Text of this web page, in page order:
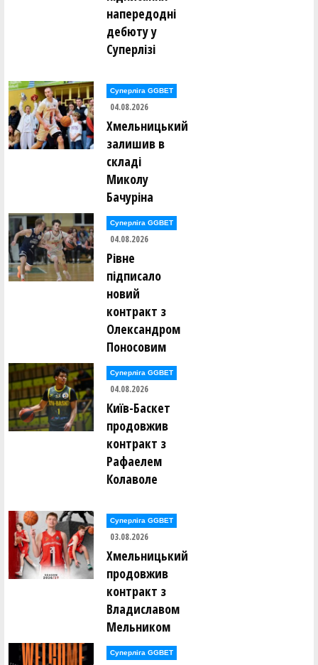
Артем Луцишин ()
Артем Ляшенко ()
Олексій Мазур ()
Андрій Макаренко ()
Дар’я Макаренко ()
Марина Малафєєва ()
Анастасія Мартовицька ()
Михайло Маслак ()
Олександр Маслов ()
Ігор Мелашич ()
Микита Мельник ()
Нікіта Мельник ()
Андрій Менько ()
Валентин Мирончик ()
Валентин Мирончик ()
Дмитро Михайлов ()
Михайло Мостовий ()
Дмитро Мугайлов ()
Євген Нагорний ()
Олександр Нагорний ()
Дмитро Наседкін ()
Михайло Насонов ()
Михайло Невечеря ()
Роман Недоступ ()
Євгеній Непокритий ()
Богдан Нестеренко ()
Сергій Ніколащенко ()
катерина Обоянська ()
Олег Овчаренко ()
Арніс Озолс ()
Ірина Олейник ()
Євгеній Ольховський ()
Валерія Опицько ()
Євгеній Орлов ()
напередодні
дебюту у
Суперлізі
Суперліга GGBET
04.08.2026
Хмельницький
залишив в
складі
Миколу
Бачуріна
Суперліга GGBET
04.08.2026
Рівне
підписало
новий
контракт з
Олександром
Поносовим
Суперліга GGBET
04.08.2026
Київ-Баскет
продовжив
контракт з
Рафаелем
Колаволе
Суперліга GGBET
03.08.2026
Хмельницький
продовжив
контракт з
Владиславом
Мельником
Суперліга GGBET